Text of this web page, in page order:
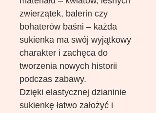
zwierzątek, balerin czy
bohaterów baśni – każda
sukienka ma swój wyjątkowy
charakter i zachęca do
tworzenia nowych historii
podczas zabawy.
Dzięki elastycznej dzianinie
sukienkę łatwo założyć i